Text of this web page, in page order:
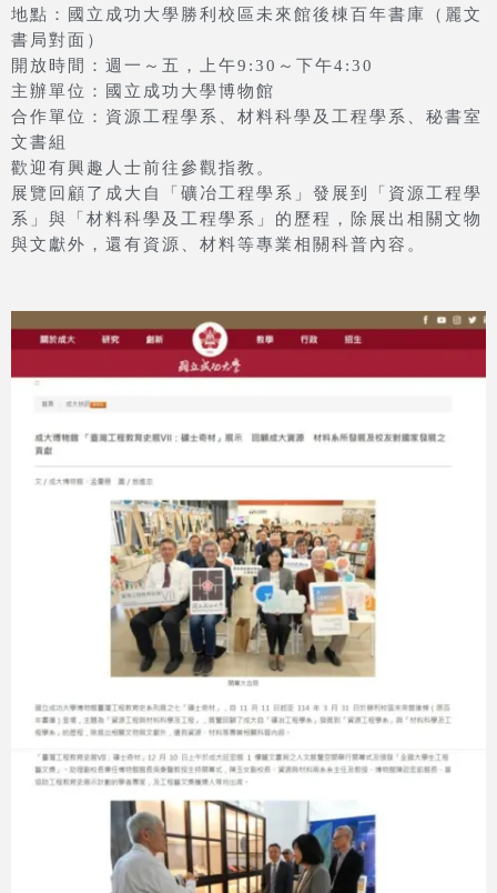
地點：國立成功大學勝利校區未來館後棟百年書庫（麗文
書局對面）
開放時間：週一～五，上午9:30～下午4:30
主辦單位：國立成功大學博物館
合作單位：資源工程學系、材料科學及工程學系、秘書室
文書組
歡迎有興趣人士前往參觀指教。
展覽回顧了成大自「礦冶工程學系」發展到「資源工程學
系」與「材料科學及工程學系」的歷程，除展出相關文物
與文獻外，還有資源、材料等專業相關科普內容。